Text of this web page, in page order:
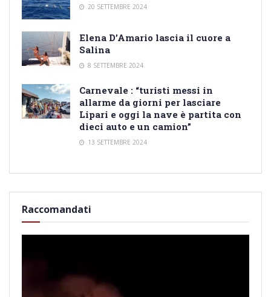
20 SETTEMBRE 2024
Elena D’Amario lascia il cuore a
Salina
8 SETTEMBRE 2024
Carnevale : “turisti messi in
allarme da giorni per lasciare
Lipari e oggi la nave è partita con
dieci auto e un camion”
13 SETTEMBRE 2024
Raccomandati